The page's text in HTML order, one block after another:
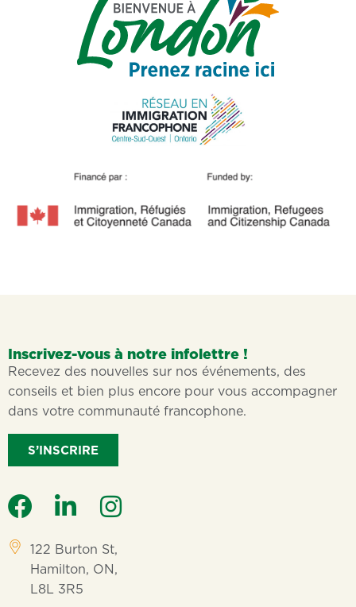
Inscrivez-vous à notre infolettre !
Recevez des nouvelles sur nos événements, des
conseils et bien plus encore pour vous accompagner
dans votre communauté francophone.
S’INSCRIRE
122 Burton St,
Hamilton, ON,
L8L 3R5